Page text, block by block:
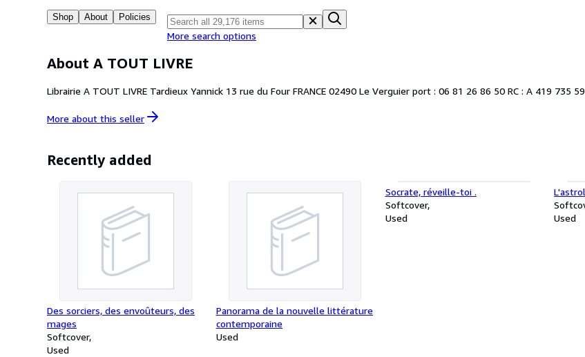
Shop About Policies
More search options
About A TOUT LIVRE
Librairie A TOUT LIVRE Tardieux Yannick 13 rue du Four FRANCE 02490 Le Verguier port : 06 81 26 86 50 RC : A 419 735
More about this seller
Recently added
Des sorciers, des envoûteurs, des
mages
Softcover
Used
Panorama de la nouvelle littérature
contemporaine
Used
Socrate, réveille-toi .
Softcover
Used
Used